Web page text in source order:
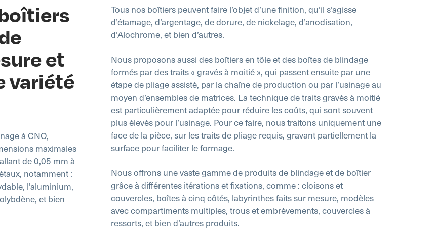
et
variété
à CNO,
maximales
de 0,05 mm à
notamment :
l’aluminium,
et bien
Tous nos boîtiers peuvent faire l’objet d’une finition, qu’il s’agisse
d’étamage, d’argentage, de dorure, de nickelage, d’anodisation,
d’Alochrome, et bien d’autres.
Nous proposons aussi des boîtiers en tôle et des boîtes de blindage
formés par des traits « gravés à moitié », qui passent ensuite par une
étape de pliage assisté, par la chaîne de production ou par l’usinage au
moyen d’ensembles de matrices. La technique de traits gravés à moitié
est particulièrement adaptée pour réduire les coûts, qui sont souvent
plus élevés pour l’usinage. Pour ce faire, nous traitons uniquement une
face de la pièce, sur les traits de pliage requis, gravant partiellement la
surface pour faciliter le formage.
Nous offrons une vaste gamme de produits de blindage et de boîtier
grâce à différentes itérations et fixations, comme : cloisons et
couvercles, boîtes à cinq côtés, labyrinthes faits sur mesure, modèles
avec compartiments multiples, trous et embrèvements, couvercles à
ressorts, et bien d’autres produits.